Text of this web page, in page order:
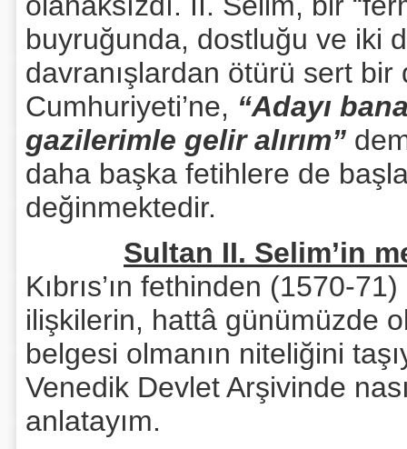
buyruğunda, dostluğu ve iki
davranışlardan ötürü sert
Cumhuriyeti’ne, “Adayı
gazilerimle gelir alırım”
daha başka fetihlere de
değinmektedir.
Sultan II. Selim’in
Kıbrıs’ın fethinden (1570-
ilişkilerin, hattâ günümüzde
belgesi olmanın niteliğini
Venedik Devlet Arşivinde
anlatayım.